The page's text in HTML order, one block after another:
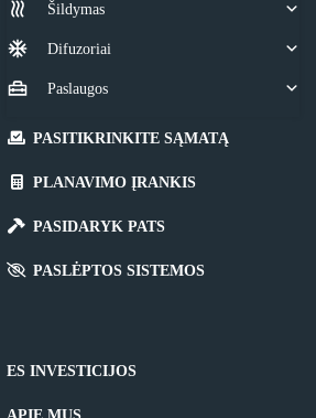
Šildymas
Difuzoriai
Paslaugos
PASITIKRINKITE SĄMATĄ
PLANAVIMO ĮRANKIS
PASIDARYK PATS
PASLĖPTOS SISTEMOS
ES INVESTICIJOS
Monoblokinis (langinis) oro kondicionierius